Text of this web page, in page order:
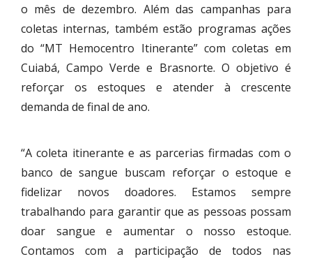
o mês de dezembro. Além das campanhas para
coletas internas, também estão programas ações
do “MT Hemocentro Itinerante” com coletas em
Cuiabá, Campo Verde e Brasnorte. O objetivo é
reforçar os estoques e atender à crescente
demanda de final de ano.
“A coleta itinerante e as parcerias firmadas com o
banco de sangue buscam reforçar o estoque e
fidelizar novos doadores. Estamos sempre
trabalhando para garantir que as pessoas possam
doar sangue e aumentar o nosso estoque.
Contamos com a participação de todos nas